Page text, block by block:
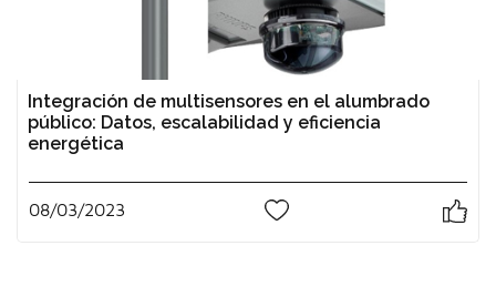
Integración de multisensores en el alumbrado
público: Datos, escalabilidad y eficiencia
energética
08/03/2023